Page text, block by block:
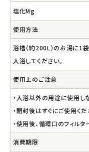
塩化Mg
使用方法
浴槽（約200L）のお湯に1
入浴してください。
使用上のご注意
・入浴以外の用途に使用し
・開封後はすぐにご使用くだ
・使用後、循環口のフィル
消費期限